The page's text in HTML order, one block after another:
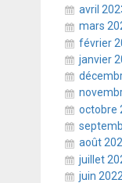
avril
mars
février
janvier
octobre
août
juillet
juin 2022